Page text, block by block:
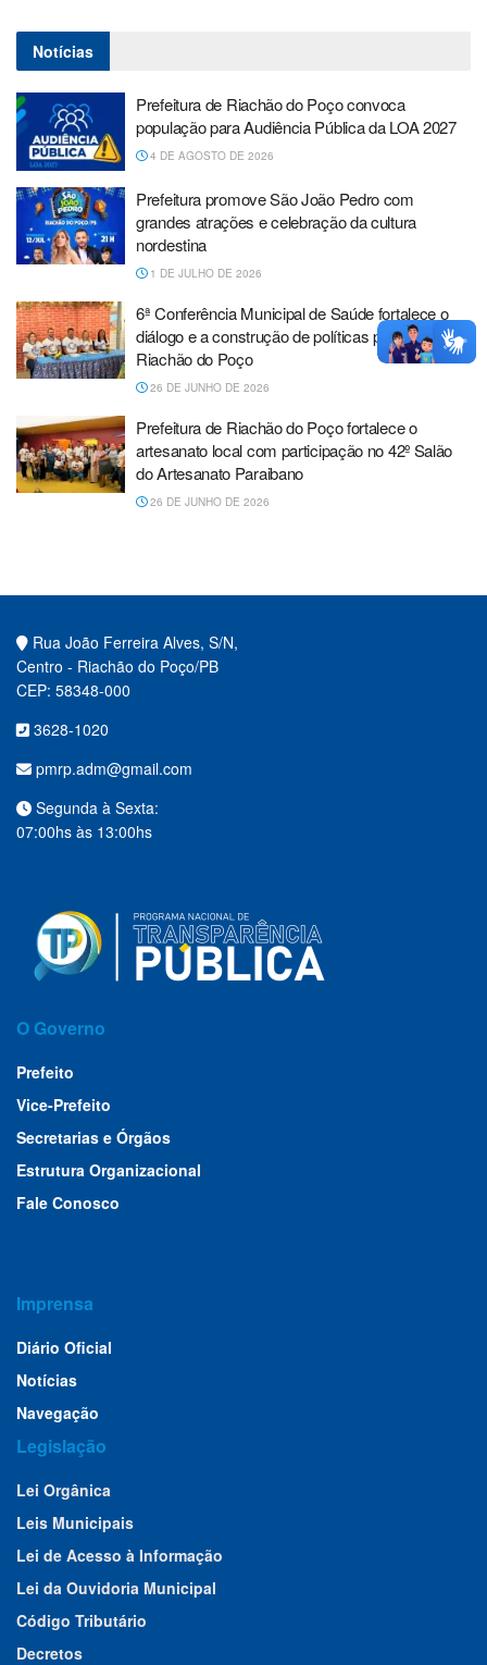
Notícias
Prefeitura de Riachão do Poço convoca
população para Audiência Pública da LOA 2027
4 DE AGOSTO DE 2026
Prefeitura promove São João Pedro com
grandes atrações e celebração da cultura
nordestina
1 DE JULHO DE 2026
6ª Conferência Municipal de Saúde fortalece o
diálogo e a construção de políticas públicas em
Riachão do Poço
26 DE JUNHO DE 2026
Prefeitura de Riachão do Poço fortalece o
artesanato local com participação no 42º Salão
do Artesanato Paraibano
26 DE JUNHO DE 2026
Rua João Ferreira Alves, S/N,
Centro - Riachão do Poço/PB
CEP: 58348-000
3628-1020
pmrp.adm@gmail.com
Segunda à Sexta:
07:00hs às 13:00hs
O Governo
Prefeito
Vice-Prefeito
Secretarias e Órgãos
Estrutura Organizacional
Fale Conosco
Imprensa
Diário Oficial
Notícias
Navegação
Legislação
Lei Orgânica
Leis Municipais
Lei de Acesso à Informação
Lei da Ouvidoria Municipal
Código Tributário
Decretos